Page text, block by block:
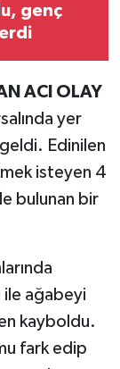
genç
ACI OLAY
yer
Edinilen
isteyen 4
bulunan bir
ile ağabeyi
kayboldu.
fark edip